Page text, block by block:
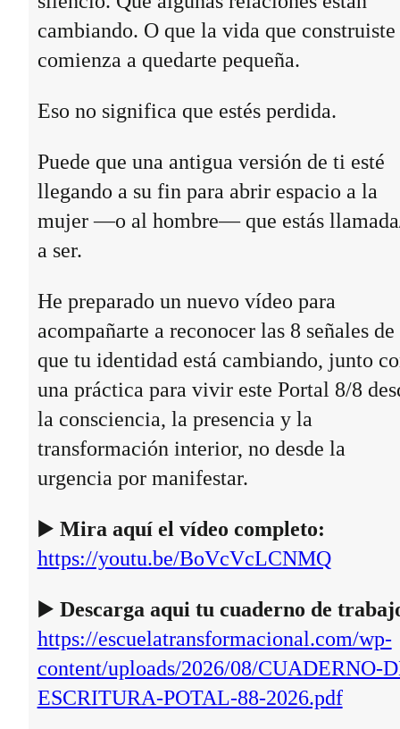
cambiando. O que la vida que construiste
comienza a quedarte pequeña.
Eso no significa que estés perdida.
Puede que una antigua versión de ti esté
llegando a su fin para abrir espacio a la
mujer —o al hombre— que estás
a ser.
He preparado un nuevo vídeo para
acompañarte a reconocer las 8 señales de
que tu identidad está cambiando, junto
una práctica para vivir este Portal 8/8
la consciencia, la presencia y la
transformación interior, no desde la
urgencia por manifestar.
▶️ Mira aquí el vídeo completo:
https://youtu.be/BoVcVcLCNMQ
▶️ Descarga aqui tu cuaderno de
https://escuelatransformacional.com/wp-
content/uploads/2026/08/CUADERNO-
ESCRITURA-POTAL-88-2026.pdf